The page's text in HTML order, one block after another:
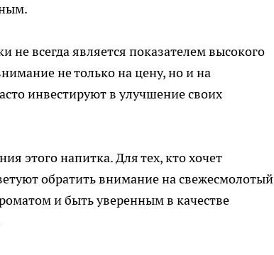
не всегда является показателем высокого
не только на цену, но и на
инвестируют в улучшение своих
этого напитка. Для тех, кто хочет
обратить внимание на свежесмолотый
и быть уверенным в качестве